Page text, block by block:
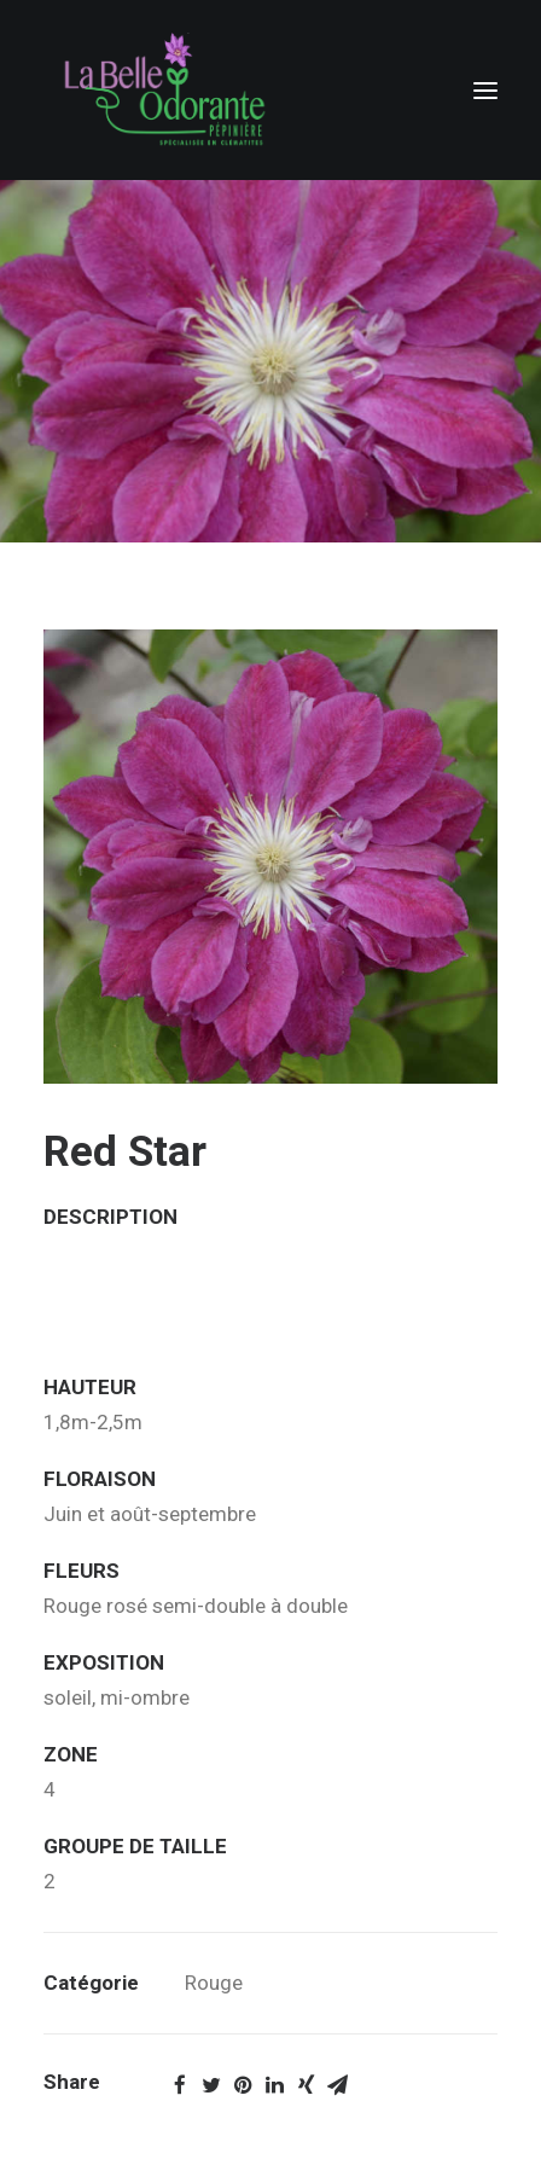
ACCUEIL
CLÉMATITES
AUTRES GRIMPANTS
GROSSISTES
HISTORIQUE
CONTACTEZ-NOUS
Red Star
DESCRIPTION
HAUTEUR
1,8m-2,5m
FLORAISON
Juin et août-septembre
FLEURS
Rouge rosé semi-double à double
EXPOSITION
soleil, mi-ombre
ZONE
4
GROUPE DE TAILLE
2
Catégorie Rouge
Share